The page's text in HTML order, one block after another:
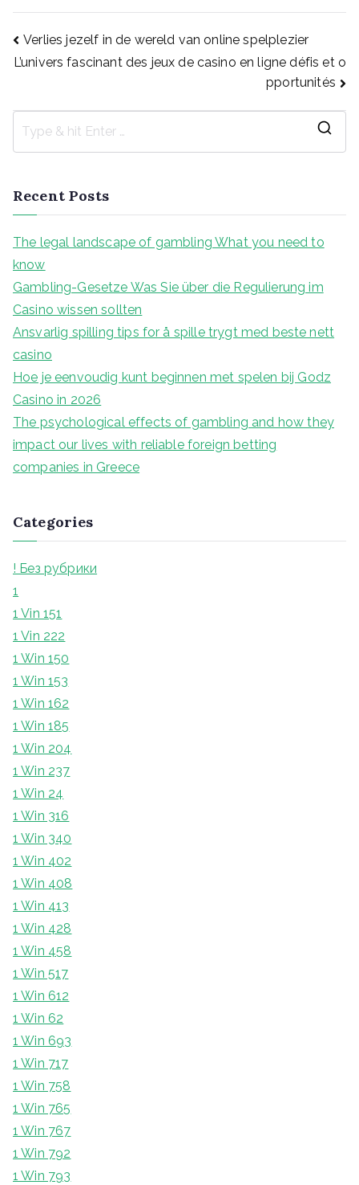
Post
navigation
Verlies jezelf in de wereld van online spelplezier
L’univers fascinant des jeux de casino en ligne défis et o
pportunités
Recent Posts
The legal landscape of gambling What you need to
know
Gambling-Gesetze Was Sie über die Regulierung im
Casino wissen sollten
Ansvarlig spilling tips for å spille trygt med beste nett
casino
Hoe je eenvoudig kunt beginnen met spelen bij Godz
Casino in 2026
The psychological effects of gambling and how they
impact our lives with reliable foreign betting
companies in Greece
Categories
! Без рубрики
1
1 Vin 151
1 Vin 222
1 Win 150
1 Win 153
1 Win 162
1 Win 185
1 Win 204
1 Win 237
1 Win 24
1 Win 316
1 Win 340
1 Win 402
1 Win 408
1 Win 413
1 Win 428
1 Win 458
1 Win 517
1 Win 612
1 Win 62
1 Win 693
1 Win 717
1 Win 758
1 Win 765
1 Win 767
1 Win 792
1 Win 793